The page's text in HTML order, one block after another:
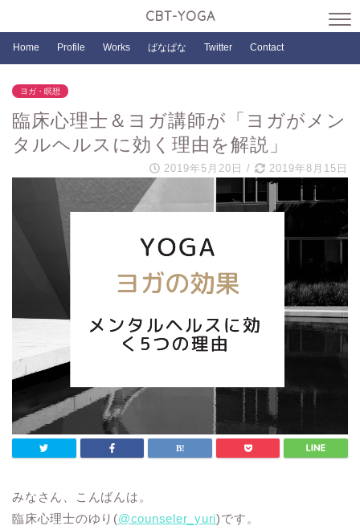
CBT-YOGA
Home Profile Works ばなぱな Twitter Contact
ヨガ・瞑想
臨床心理士＆ヨガ講師が「ヨガがメン
タルヘルスに効く理由を解説」
2019年5月20日 / 2019年8月15日
みなさん、こんばんは。
臨床心理士のゆり(@counseler_yuri)です。